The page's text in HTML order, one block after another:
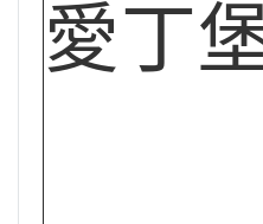
愛丁